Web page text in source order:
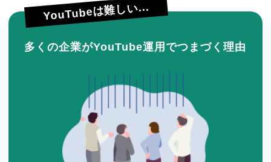
YouTubeは難しい...
多くの企業がYouTube運用でつまづく理由